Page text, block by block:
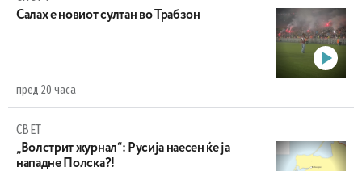
Салах е новиот султан во Трабзон
пред 20 часа
СВЕТ
„Волстрит журнал“: Русија наесен ќе ја
нападне Полска?!